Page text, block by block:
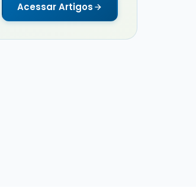
Acessar Artigos